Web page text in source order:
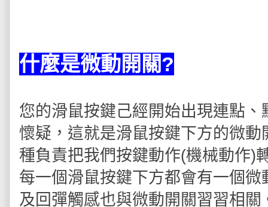
什麼是微動開關?
您的滑鼠按鍵己經開始出現連點
懷疑，這就是滑鼠按鍵下方的微
種負責把我們按鍵動作(機械動作)
每一個滑鼠按鍵下方都會有一個
及回彈觸感也與微動開關習習相關